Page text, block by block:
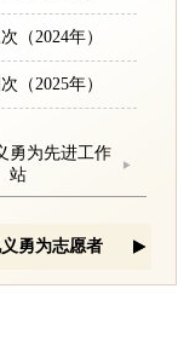
（2024年）
（2025年）
勇为先进工作
站
勇为志愿者